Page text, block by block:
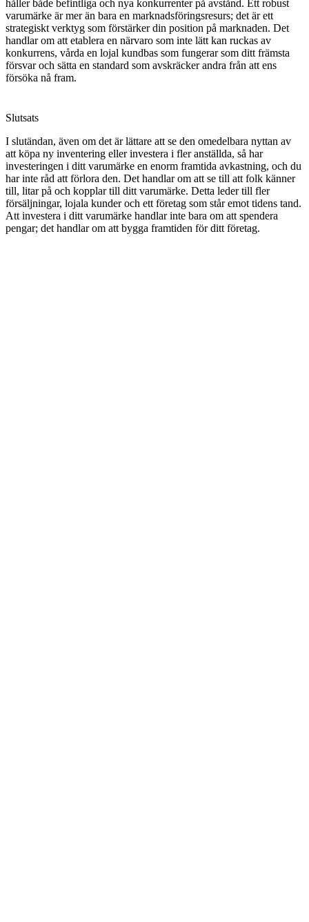
håller både befintliga och nya konkurrenter på avstånd. Ett robust
varumärke är mer än bara en marknadsföringsresurs; det är ett
strategiskt verktyg som förstärker din position på marknaden. Det
handlar om att etablera en närvaro som inte lätt kan ruckas av
konkurrens, vårda en lojal kundbas som fungerar som ditt främsta
försvar och sätta en standard som avskräcker andra från att ens
försöka nå fram.
Slutsats
I slutändan, även om det är lättare att se den omedelbara nyttan av
att köpa ny inventering eller investera i fler anställda, så har
investeringen i ditt varumärke en enorm framtida avkastning, och du
har inte råd att förlora den. Det handlar om att se till att folk känner
till, litar på och kopplar till ditt varumärke. Detta leder till fler
försäljningar, lojala kunder och ett företag som står emot tidens tand.
Att investera i ditt varumärke handlar inte bara om att spendera
pengar; det handlar om att bygga framtiden för ditt företag.